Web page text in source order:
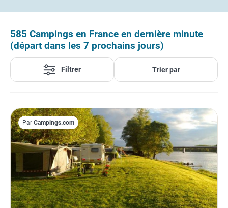
585 Campings en France en dernière minute
(départ dans les 7 prochains jours)
Filtrer Trier par
Par Campings.com